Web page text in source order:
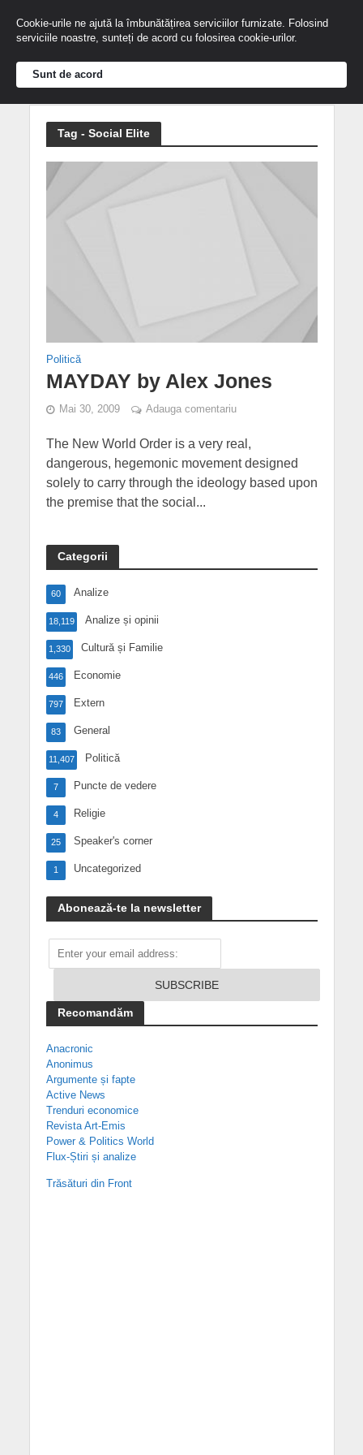
Tag - Social Elite
Politică
MAYDAY by Alex Jones
Mai 30, 2009 Adauga comentariu
The New World Order is a very real,
dangerous, hegemonic movement designed
solely to carry through the ideology based upon
the premise that the social...
Categorii
Analize
60
Analize și opinii
18,119
Cultură și Familie
1,330
Economie
446
Extern
797
General
83
Politică
11,407
Puncte de vedere
7
Religie
4
Speaker's corner
25
Uncategorized
1
Abonează-te la newsletter
Recomandăm
Anacronic
Anonimus
Argumente și fapte
Active News
Trenduri economice
Revista Art-Emis
Power & Politics World
Flux-Știri și analize
Trăsături din Front
Cookie-urile ne ajută la îmbunătățirea serviciilor furnizate. Folosind
serviciile noastre, sunteți de acord cu folosirea cookie-urilor.
Sunt de acord